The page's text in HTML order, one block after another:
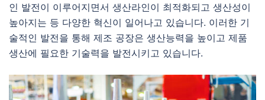
인 발전이 이루어지면서 생산라인이 최적화되고 생산성이
높아지는 등 다양한 혁신이 일어나고 있습니다. 이러한 기
술적인 발전을 통해 제조 공장은 생산능력을 높이고 제품
생산에 필요한 기술력을 발전시키고 있습니다.